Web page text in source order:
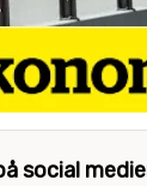
social